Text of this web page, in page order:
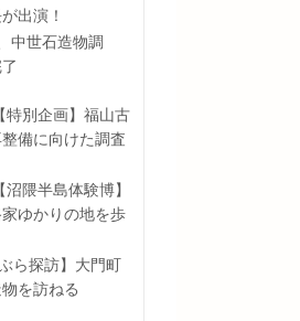
出演！
中世石造物調
特別企画】福山古
備に向けた調査
隈半島体験博】
ゆかりの地を歩
ら探訪】大門町
を訪ねる